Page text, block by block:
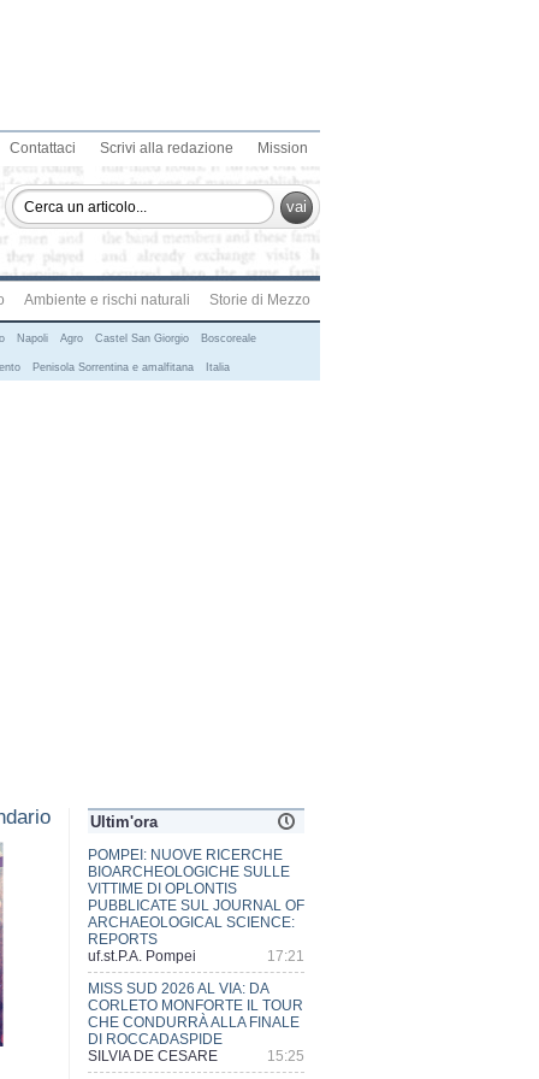
Contattaci Scrivi alla redazione Mission
vai
Ambiente e rischi naturali Storie di Mezzo
Napoli Agro Castel San Giorgio Boscoreale
Penisola Sorrentina e amalfitana Italia
Ultim'ora
MISS SUD 2026 AL VIA: DA
CORLETO MONFORTE IL TOUR
CHE CONDURRÀ ALLA FINALE
DI ROCCADASPIDE
SILVIA DE CESARE
15:25
ECSTATIC POMPEII, LA CITTA'
DIONISIACA TRA FURORE E
MISTERI
uf.st.P.A. Pompei
15:10
RIO SGUAZZATORIO, ALIBERTI:
«C'È CHI PREFERISCE
METTERE LA MELMA SUGLI